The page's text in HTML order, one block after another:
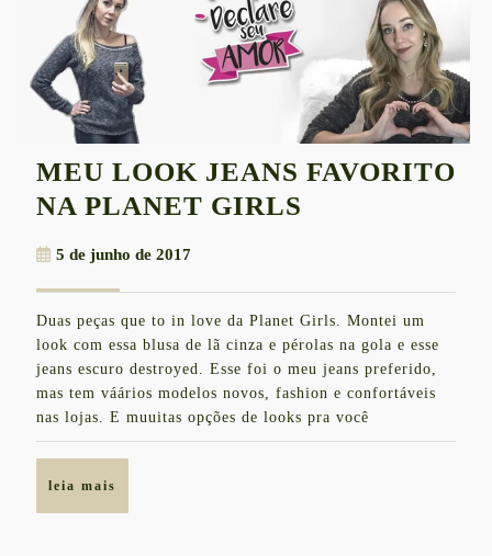
MEU LOOK JEANS FAVORITO
NA PLANET GIRLS
FAVORITO
NA
PLANET
GIRLS
5 de junho de 20175
de
2017
Duas peças que to in love da Planet Girls. Montei um
look com essa blusa de lã cinza e pérolas na gola e esse
jeans escuro destroyed. Esse foi o meu jeans preferido,
mas tem váários modelos novos, fashion e confortáveis
nas lojas. E muuitas opções de looks pra você
leia mais